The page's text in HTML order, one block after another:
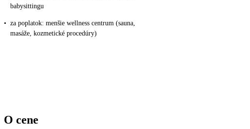
babysittingu
• za poplatok: menšie wellness centrum (sauna,
masáže, kozmetické procedúry)
O cene